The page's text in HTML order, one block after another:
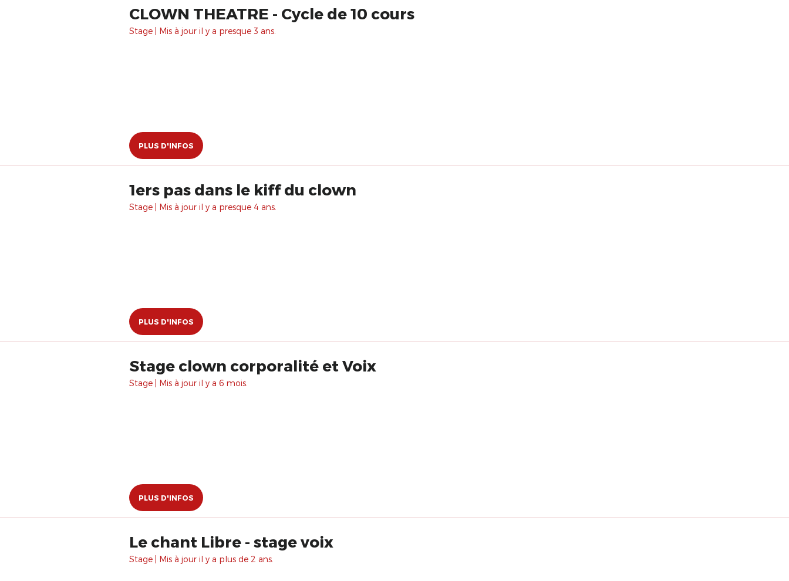
CLOWN THEATRE - Cycle de 10 cours
Stage | Mis à jour il y a presque 3 ans.
PLUS D'INFOS
1ers pas dans le kiff du clown
Stage | Mis à jour il y a presque 4 ans.
PLUS D'INFOS
Stage clown corporalité et Voix
Stage | Mis à jour il y a 6 mois.
PLUS D'INFOS
Le chant Libre - stage voix
Stage | Mis à jour il y a plus de 2 ans.